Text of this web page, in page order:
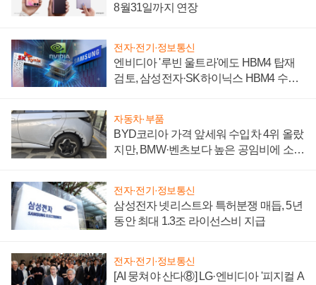
8월31일까지 연장
전자·전기·정보통신
엔비디아 '루빈 울트라'에도 HBM4 탑재
검토, 삼성전자·SK하이닉스 HBM4 수율
자동차·부품
BYD코리아 가격 앞세워 수입차 4위 올랐
지만, BMW·벤츠보다 높은 공임비에 소비
전자·전기·정보통신
삼성전자 넷리스트와 특허분쟁 매듭, 5년
동안 최대 1.3조 라이선스비 지급
전자·전기·정보통신
[AI 뭉쳐야 산다⑧] LG·엔비디아 '피지컬 A